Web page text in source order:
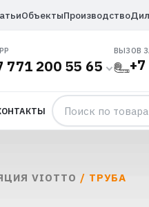
ОбъектыПроизводство
771 200 55 65
ВЫЗОВ
VIOTTO / ТРУБА